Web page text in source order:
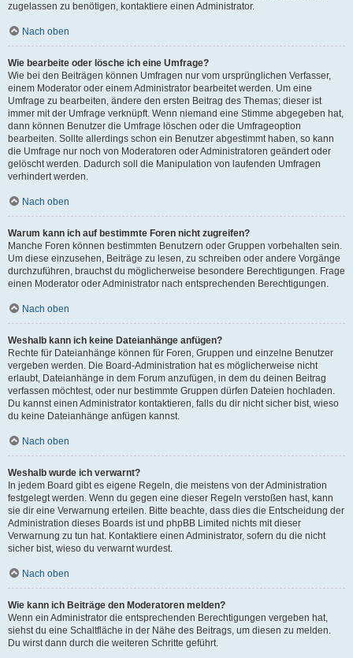
zugelassen zu benötigen, kontaktiere einen Administrator.
Nach oben
Wie bearbeite oder lösche ich eine Umfrage?
Wie bei den Beiträgen können Umfragen nur vom ursprünglichen Verfasser,
einem Moderator oder einem Administrator bearbeitet werden. Um eine
Umfrage zu bearbeiten, ändere den ersten Beitrag des Themas; dieser ist
immer mit der Umfrage verknüpft. Wenn niemand eine Stimme abgegeben hat,
dann können Benutzer die Umfrage löschen oder die Umfrageoption
bearbeiten. Sollte allerdings schon ein Benutzer abgestimmt haben, so kann
die Umfrage nur noch von Moderatoren oder Administratoren geändert oder
gelöscht werden. Dadurch soll die Manipulation von laufenden Umfragen
verhindert werden.
Nach oben
Warum kann ich auf bestimmte Foren nicht zugreifen?
Manche Foren können bestimmten Benutzern oder Gruppen vorbehalten sein.
Um diese einzusehen, Beiträge zu lesen, zu schreiben oder andere Vorgänge
durchzuführen, brauchst du möglicherweise besondere Berechtigungen. Frage
einen Moderator oder Administrator nach entsprechenden Berechtigungen.
Nach oben
Weshalb kann ich keine Dateianhänge anfügen?
Rechte für Dateianhänge können für Foren, Gruppen und einzelne Benutzer
vergeben werden. Die Board-Administration hat es möglicherweise nicht
erlaubt, Dateianhänge in dem Forum anzufügen, in dem du deinen Beitrag
verfassen möchtest, oder nur bestimmte Gruppen dürfen Dateien hochladen.
Du kannst einen Administrator kontaktieren, falls du dir nicht sicher bist, wieso
du keine Dateianhänge anfügen kannst.
Nach oben
Weshalb wurde ich verwarnt?
In jedem Board gibt es eigene Regeln, die meistens von der Administration
festgelegt werden. Wenn du gegen eine dieser Regeln verstoßen hast, kann
sie dir eine Verwarnung erteilen. Bitte beachte, dass dies die Entscheidung der
Administration dieses Boards ist und phpBB Limited nichts mit dieser
Verwarnung zu tun hat. Kontaktiere einen Administrator, sofern du die nicht
sicher bist, wieso du verwarnt wurdest.
Nach oben
Wie kann ich Beiträge den Moderatoren melden?
Wenn ein Administrator die entsprechenden Berechtigungen vergeben hat,
siehst du eine Schaltfläche in der Nähe des Beitrags, um diesen zu melden.
Du wirst dann durch die weiteren Schritte geführt.